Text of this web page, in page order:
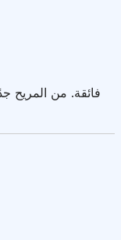
فائقة. من المريح